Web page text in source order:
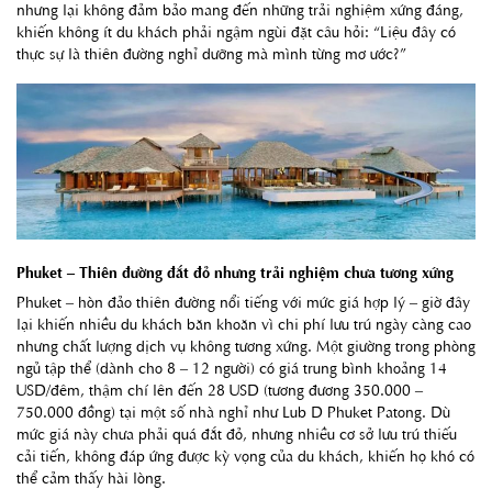
nhưng lại không đảm bảo mang đến những trải nghiệm xứng đáng,
khiến không ít du khách phải ngậm ngùi đặt câu hỏi: “Liệu đây có
thực sự là thiên đường nghỉ dưỡng mà mình từng mơ ước?”
Phuket – Thiên đường đắt đỏ nhưng trải nghiệm chưa tương xứng
Phuket – hòn đảo thiên đường nổi tiếng với mức giá hợp lý – giờ đây
lại khiến nhiều du khách băn khoăn vì chi phí lưu trú ngày càng cao
nhưng chất lượng dịch vụ không tương xứng. Một giường trong phòng
ngủ tập thể (dành cho 8 – 12 người) có giá trung bình khoảng 14
USD/đêm, thậm chí lên đến 28 USD (tương đương 350.000 –
750.000 đồng) tại một số nhà nghỉ như Lub D Phuket Patong. Dù
mức giá này chưa phải quá đắt đỏ, nhưng nhiều cơ sở lưu trú thiếu
cải tiến, không đáp ứng được kỳ vọng của du khách, khiến họ khó có
thể cảm thấy hài lòng.